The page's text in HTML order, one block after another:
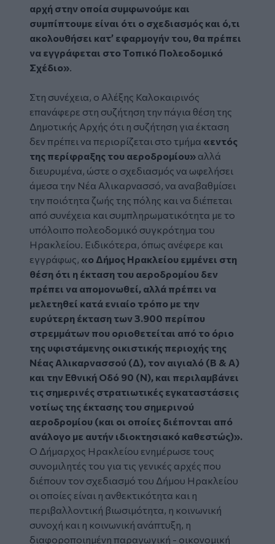
αρχή στην οποία συμφωνούμε και
συμπίπτουμε είναι ότι ο σχεδιασμός και ό,τι
ακολουθήσει κατ’ εφαρμογήν του, θα πρέπει
να εγγράφεται στο Τοπικό Πολεοδομικό
Σχέδιο»
Στη συνέχεια, ο Αλέξης Καλοκαιρινός
επανάφερε στη συζήτηση την πάγια θέση της
Δημοτικής Αρχής ότι η συζήτηση για έκταση
δεν πρέπει να περιορίζεται στο τμήμα «εντός
της περίφραξης του αεροδρομίου» αλλά
διευρυμένα, ώστε ο σχεδιασμός να ωφελήσει
άμεσα την Νέα Αλικαρνασσό, να αναβαθμίσει
την ποιότητα ζωής της πόλης και να διέπεται
από συνέχεια και συμπληρωματικότητα με το
υπόλοιπο πολεοδομικό συγκρότημα του
Ηρακλείου. Ειδικότερα, όπως ανέφερε και
εγγράφως, «ο Δήμος Ηρακλείου εμμένει στη
θέση ότι η έκταση του αεροδρομίου δεν
πρέπει να απομονωθεί, αλλά πρέπει να
μελετηθεί κατά ενιαίο τρόπο με την
ευρύτερη έκταση των 3.900 περίπου
στρεμμάτων που οριοθετείται από το όριο
της υφιστάμενης οικιστικής περιοχής της
Νέας Αλικαρνασσού (Δ), τον αιγιαλό (Β & Α)
και την Εθνική Οδό 90 (Ν), και περιλαμβάνει
τις σημερινές στρατιωτικές εγκαταστάσεις
νοτίως της έκτασης του σημερινού
αεροδρομίου (και οι οποίες διέπονται από
ανάλογο με αυτήν ιδιοκτησιακό καθεστώς)».
Ο Δήμαρχος Ηρακλείου ενημέρωσε τους
συνομιλητές του για τις γενικές αρχές που
διέπουν τον σχεδιασμό του Δήμου Ηρακλείου
οι οποίες είναι η ανθεκτικότητα και η
περιβαλλοντική βιωσιμότητα, η κοινωνική
συνοχή και η κοινωνική ανάπτυξη, η
διαφοροποιημένη παραγωγική - οικονομική